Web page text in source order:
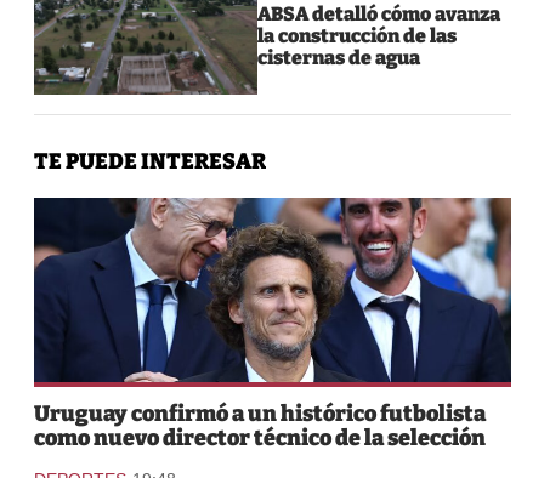
ABSA detalló cómo avanza
la construcción de las
cisternas de agua
TE PUEDE INTERESAR
Uruguay confirmó a un histórico futbolista
como nuevo director técnico de la selección